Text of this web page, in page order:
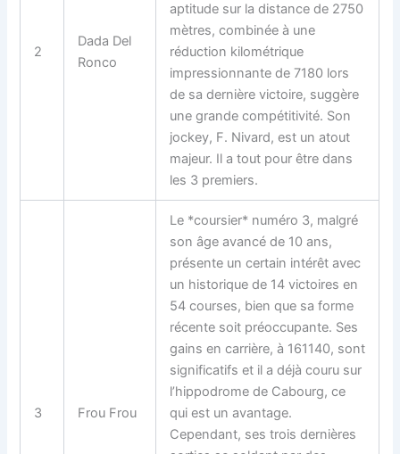
2
Dada Del
Ronco
aptitude sur la distance de 2750
mètres, combinée à une
réduction kilométrique
impressionnante de 7180 lors
de sa dernière victoire, suggère
une grande compétitivité. Son
jockey, F. Nivard, est un atout
majeur. Il a tout pour être dans
les 3 premiers.
3 Frou Frou
Le *coursier* numéro 3, malgré
son âge avancé de 10 ans,
présente un certain intérêt avec
un historique de 14 victoires en
54 courses, bien que sa forme
récente soit préoccupante. Ses
gains en carrière, à 161140, sont
significatifs et il a déjà couru sur
l’hippodrome de Cabourg, ce
qui est un avantage.
Cependant, ses trois dernières